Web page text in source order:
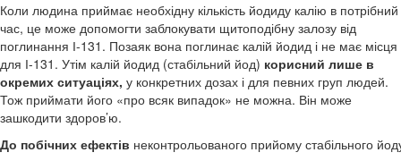
Коли людина приймає необхідну кількість йодиду калію в потрібний
час, це може допомогти заблокувати щитоподібну залозу від
поглинання І-131. Позаяк вона поглинає калій йодид і не має місця
для І-131. Утім калій йодид (стабільний йод) корисний лише в
окремих ситуаціях, у конкретних дозах і для певних груп людей.
Тож приймати його «про всяк випадок» не можна. Він може
зашкодити здоров’ю.
До побічних ефектів неконтрольованого прийому стабільного